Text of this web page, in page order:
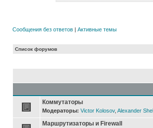
Сообщения без ответов | Активные темы
Список форумов
Коммутаторы
Модераторы: Victor Kolosov, Alexander
Маршрутизаторы и Firewall